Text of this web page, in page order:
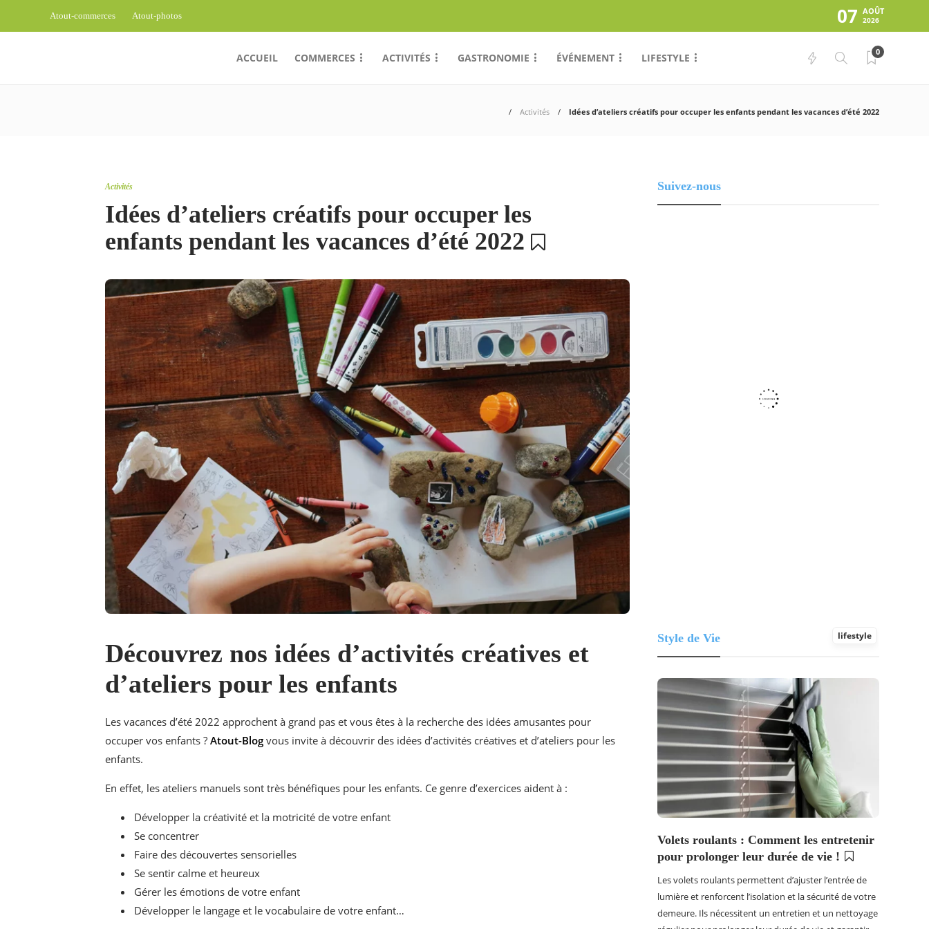
Atout-commerces Atout-photos 07 AOÛT
2026
ACCUEIL COMMERCES ACTIVITÉS GASTRONOMIE ÉVÉNEMENT LIFESTYLE 0
Activités Idées d’ateliers créatifs pour occuper les enfants pendant les vacances d’été 2022
Activités
Idées d’ateliers créatifs pour occuper les
enfants pendant les vacances d’été 2022
Découvrez nos idées d’activités créatives et
d’ateliers pour les enfants
Les vacances d’été 2022 approchent à grand pas et vous êtes à la recherche des idées amusantes pour
occuper vos enfants ? Atout-Blog vous invite à découvrir des idées d’activités créatives et d’ateliers pour les
enfants.
En effet, les ateliers manuels sont très bénéfiques pour les enfants. Ce genre d’exercices aident à :
Développer la créativité et la motricité de votre enfant
Se concentrer
Faire des découvertes sensorielles
Se sentir calme et heureux
Gérer les émotions de votre enfant
Développer le langage et le vocabulaire de votre enfant…
Suivez-nous
Style de Vie lifestyle
Volets roulants : Comment les entretenir
pour prolonger leur durée de vie !
Les volets roulants permettent d’ajuster l’entrée de
lumière et renforcent l’isolation et la sécurité de votre
demeure. Ils nécessitent un entretien et un nettoyage